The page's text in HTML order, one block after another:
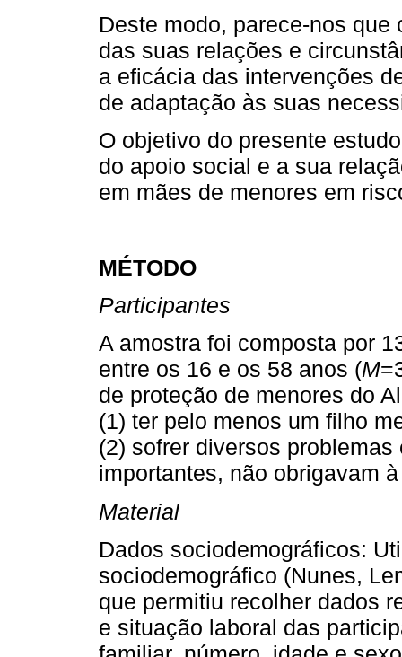
Deste modo, parece-nos
das suas relações e
a eficácia das intervenções
de adaptação às suas
O objetivo do presente
do apoio social e a sua
em mães de menores em
MÉTODO
Participantes
A amostra foi composta por
entre os 16 e os 58 anos (M
de proteção de menores do
(1) ter pelo menos um filho
(2) sofrer diversos
importantes, não obrigavam
Material
Dados sociodemográficos:
sociodemográfico (Nunes,
que permitiu recolher dados
e situação laboral das